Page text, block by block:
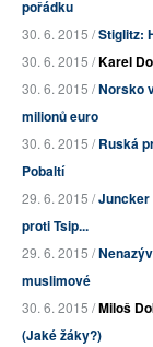
pořádku
30. 6. 2015 /Stiglitz:
30. 6. 2015 /Karel
30. 6. 2015 /Norsko
milionů euro
30. 6. 2015 /Ruská
Pobaltí
29. 6. 2015 /Juncker
proti Tsip...
29. 6. 2015 /
muslimové
30. 6. 2015 /Miloš
(Jaké žáky?)